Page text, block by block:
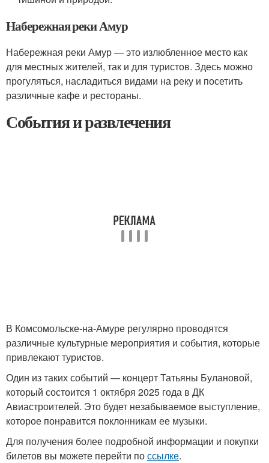
Набережная реки Амур
Набережная реки Амур — это излюбленное место как
для местных жителей, так и для туристов. Здесь можно
прогуляться, насладиться видами на реку и посетить
различные кафе и рестораны.
События и развлечения
В Комсомольске-на-Амуре регулярно проводятся
различные культурные мероприятия и события, которые
привлекают туристов.
Один из таких событий — концерт Татьяны Булановой,
который состоится 1 октября 2025 года в ДК
Авиастроителей. Это будет незабываемое выступление,
которое понравится поклонникам ее музыки.
Для получения более подробной информации и покупки
билетов вы можете перейти поссылке.